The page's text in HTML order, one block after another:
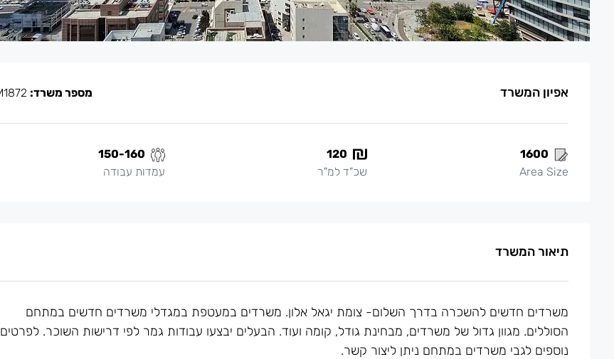
אפיון המשרד מספר משרד:
1600
Area Size
120
שכ"ד למ"ר
150-160
עמדות עבודה
תיאור המשרד
משרדים חדשים להשכרה בדרך השלום- צומת יגאל אלון. משרדים במעטפת במגדלי משרדים חדשים במתחם
הסוללים. מגוון גדול של משרדים, מבחינת גודל, קומה ועוד. הבעלים יבצעו עבודות גמר לפי דרישות השוכר. לפרטים
נוספים לגבי משרדים במתחם ניתן ליצור קשר.